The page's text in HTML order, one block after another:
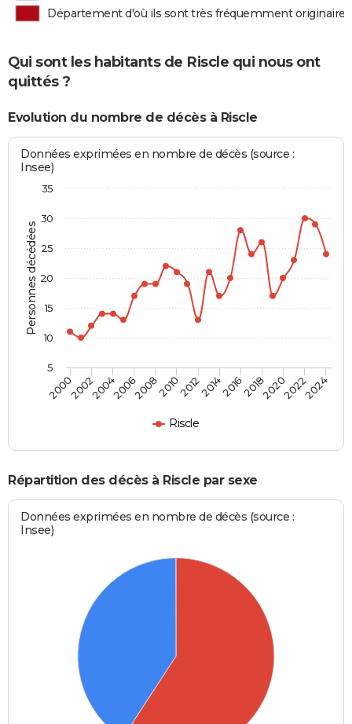
Département d'où ils sont très fréquemment originaires
Qui sont les habitants de Riscle qui nous ont
quittés ?
Evolution du nombre de décès à Riscle
Personnes décédées
Données exprimées en nombre de décès (source :
Insee)
Riscle
2000200220042006200820102012201420162018202020222024
5
10
15
20
25
30
35
Répartition des décès à Riscle par sexe
Données exprimées en nombre de décès (source :
Insee)